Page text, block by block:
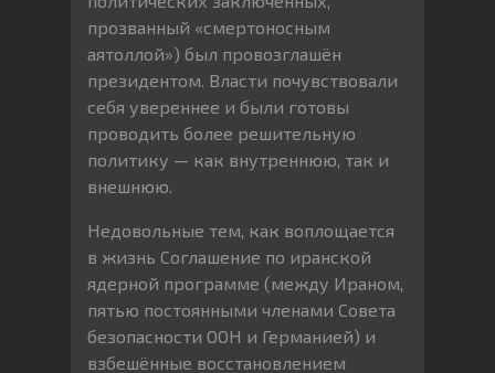
прозванный «смертоносным
аятоллой») был провозглашён
президентом. Власти почувствовали
себя увереннее и были готовы
проводить более решительную
политику — как внутреннюю, так и
внешнюю.
Недовольные тем, как воплощается
в жизнь Соглашение по иранской
ядерной программе (между Ираном,
пятью постоянными членами Совета
безопасности ООН и Германией) и
взбешённые восстановлением